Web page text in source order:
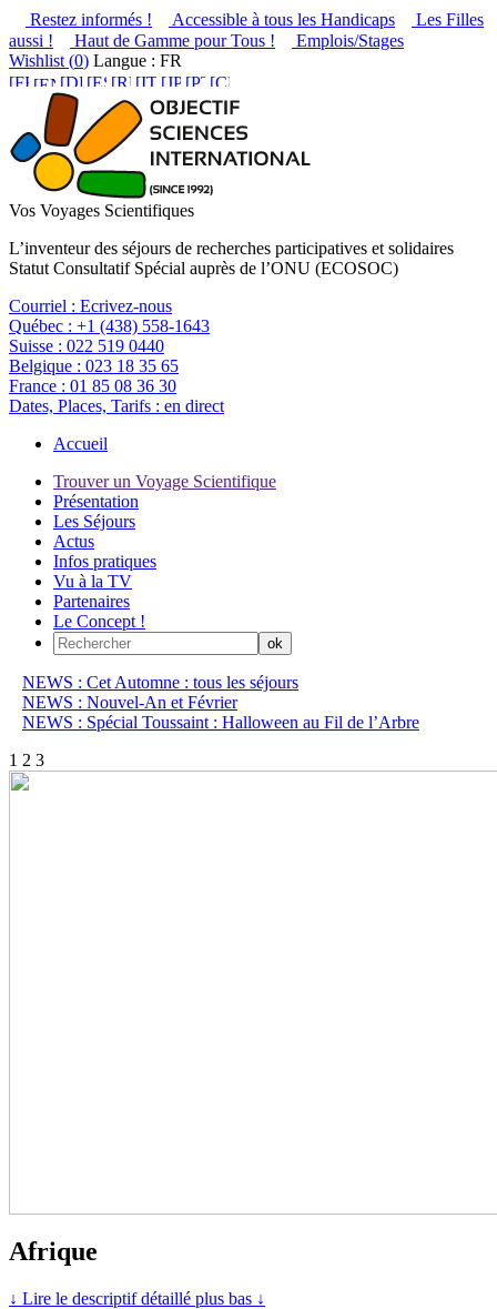
Restez informés ! Accessible à tous les Handicaps
Les Filles
aussi !
Haut de Gamme pour Tous !
Emplois/Stages
Wishlist (0) Langue : FR
Vos Voyages Scientifiques
L’inventeur des séjours de recherches participatives et solidaires
Statut Consultatif Spécial auprès de l’ONU (ECOSOC)
Courriel : Ecrivez-nous
Québec : +1 (438) 558-1643
Suisse : 022 519 0440
Belgique : 023 18 35 65
France : 01 85 08 36 30
Dates, Places, Tarifs : en direct
Accueil
Trouver un Voyage Scientifique
Présentation
Les Séjours
Actus
Infos pratiques
Vu à la TV
Partenaires
Le Concept !
NEWS : Cet Automne : tous les séjours
NEWS : Nouvel-An et Février
NEWS : Spécial Toussaint : Halloween au Fil de l’Arbre
1 2 3
Afrique
↓ Lire le descriptif détaillé plus bas ↓